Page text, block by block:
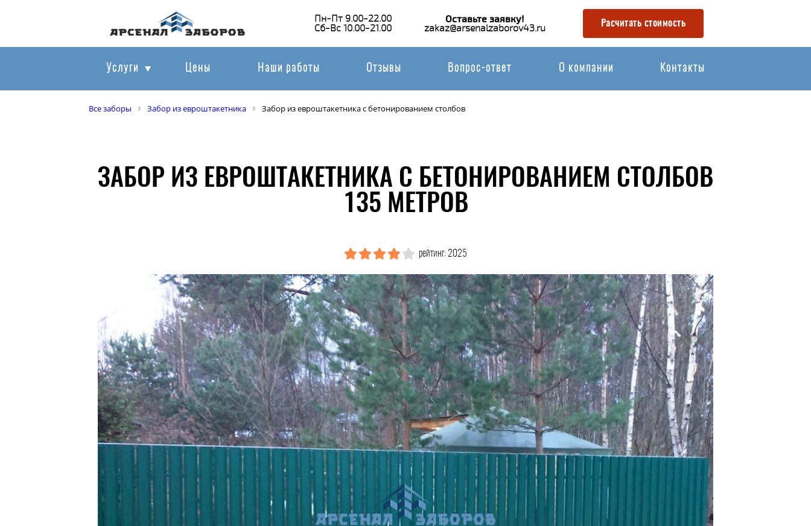
Пн-Пт 9.00-22.00
Сб-Вс 10.00-21.00
Оставьте заявку!
zakaz@arsenalzaborov43.ru Расчитать стоимость
Услуги Цены Наши работы Отзывы Вопрос-ответ О компании Контакты
Все заборы Забор из евроштакетника Забор из евроштакетника с бетонированием столбов
ЗАБОР ИЗ ЕВРОШТАКЕТНИКА С БЕТОНИРОВАНИЕМ СТОЛБОВ
135 МЕТРОВ
рейтинг: 2025